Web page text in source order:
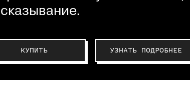
КУПИТЬ УЗНАТЬ ПОДРОБНЕЕ